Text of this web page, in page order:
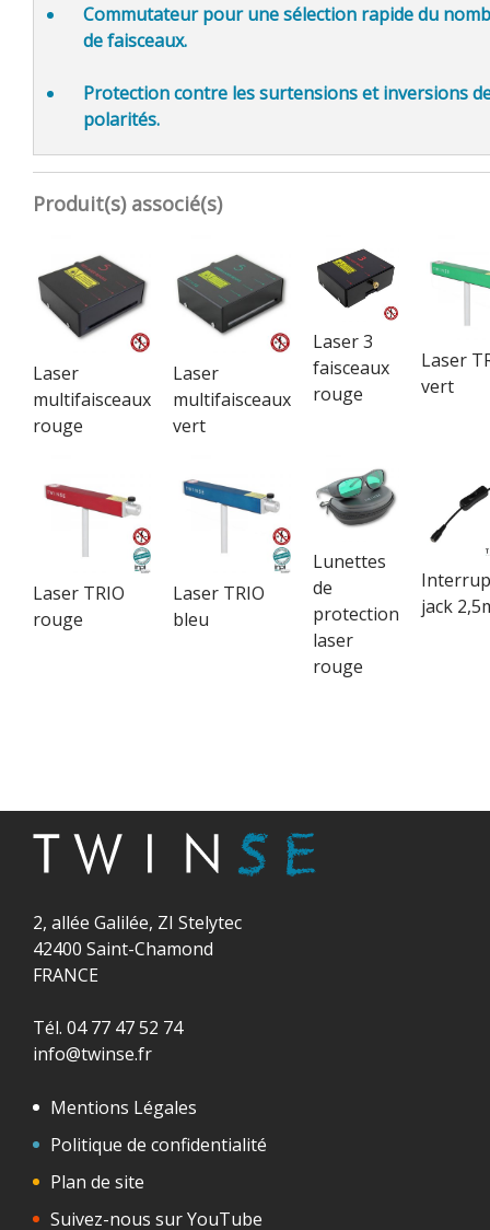
Commutateur pour une sélection rapide du
de faisceaux.
Protection contre les surtensions et inversions
polarités.
Produit(s) associé(s)
Laser
multifaisceaux
rouge
Laser
multifaisceaux
vert
Laser 3
faisceaux
rouge
Laser
vert
Laser TRIO
rouge
Laser TRIO
bleu
Lunettes
de
protection
laser
rouge
jack
2, allée Galilée, ZI Stelytec
42400 Saint-Chamond
FRANCE
Tél. 04 77 47 52 74
info@twinse.fr
Mentions Légales
Politique de confidentialité
Plan de site
Suivez-nous sur YouTube